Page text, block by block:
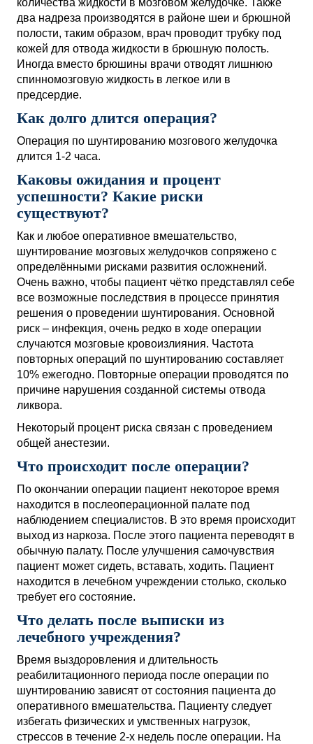
количества жидкости в мозговом желудочке. Также
два надреза производятся в районе шеи и брюшной
полости, таким образом, врач проводит трубку под
кожей для отвода жидкости в брюшную полость.
Иногда вместо брюшины врачи отводят лишнюю
спинномозговую жидкость в легкое или в
предсердие.
Как долго длится операция?
Операция по шунтированию мозгового желудочка
длится 1-2 часа.
Каковы ожидания и процент
успешности? Какие риски
существуют?
Как и любое оперативное вмешательство,
шунтирование мозговых желудочков сопряжено с
определёнными рисками развития осложнений.
Очень важно, чтобы пациент чётко представлял себе
все возможные последствия в процессе принятия
решения о проведении шунтирования. Основной
риск – инфекция, очень редко в ходе операции
случаются мозговые кровоизлияния. Частота
повторных операций по шунтированию составляет
10% ежегодно. Повторные операции проводятся по
причине нарушения созданной системы отвода
ликвора.
Некоторый процент риска связан с проведением
общей анестезии.
Что происходит после операции?
По окончании операции пациент некоторое время
находится в послеоперационной палате под
наблюдением специалистов. В это время происходит
выход из наркоза. После этого пациента переводят в
обычную палату. После улучшения самочувствия
пациент может сидеть, вставать, ходить. Пациент
находится в лечебном учреждении столько, сколько
требует его состояние.
Что делать после выписки из
лечебного учреждения?
Время выздоровления и длительность
реабилитационного периода после операции по
шунтированию зависят от состояния пациента до
оперативного вмешательства. Пациенту следует
избегать физических и умственных нагрузок,
стрессов в течение 2-х недель после операции. На